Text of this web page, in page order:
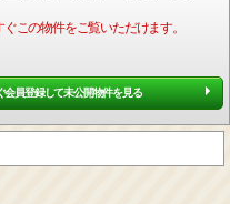
この物件をご覧いただけます。
会員登録して未公開物件を見る